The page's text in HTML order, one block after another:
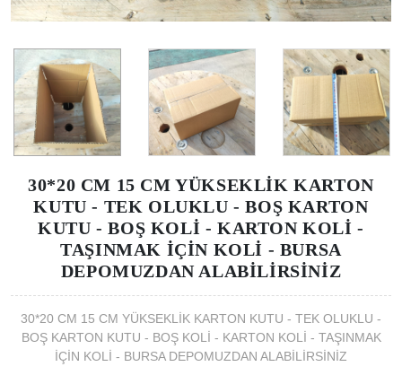
30*20 CM 15 CM YÜKSEKLİK KARTON
KUTU - TEK OLUKLU - BOŞ KARTON
KUTU - BOŞ KOLİ - KARTON KOLİ -
TAŞINMAK İÇİN KOLİ - BURSA
DEPOMUZDAN ALABİLİRSİNİZ
30*20 CM 15 CM YÜKSEKLİK KARTON KUTU - TEK OLUKLU -
BOŞ KARTON KUTU - BOŞ KOLİ - KARTON KOLİ - TAŞINMAK
İÇİN KOLİ - BURSA DEPOMUZDAN ALABİLİRSİNİZ